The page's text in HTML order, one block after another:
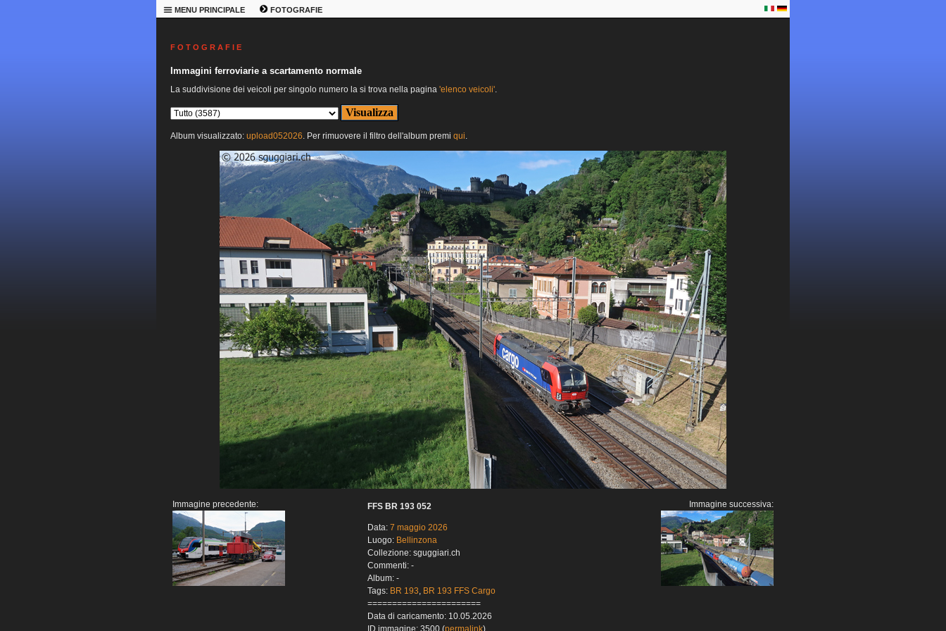
MENU PRINCIPALE FOTOGRAFIE
F O T O G R A F I E
Immagini ferroviarie a scartamento normale
La suddivisione dei veicoli per singolo numero la si trova nella pagina 'elenco veicoli'.
Album visualizzato: upload052026. Per rimuovere il filtro dell'album premi qui.
Immagine precedente: FFS BR 193 052
Data: 7 maggio 2026
Luogo: Bellinzona
Collezione: sguggiari.ch
Commenti: -
Album: -
Tags: BR 193, BR 193 FFS Cargo
=======================
Data di caricamento: 10.05.2026
Immagine successiva: